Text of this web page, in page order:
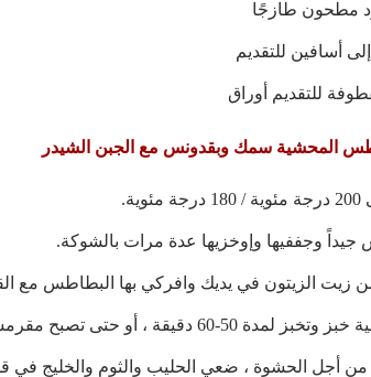
مطحون طازجًا
للتقديم أوراق
المحشية سمك وبقدونس مع الجبن الشيدر
وجففيها وإوخزيها عدة مرات بالشوكة.
زيت الزيتون في يديك وافركي بها البطاطس مع
60 دقيقة ، أو حتى تصبح مقرمشة ومطهية.
، من أجل الحشوة ، ضعي الحليب والثوم والخليج في